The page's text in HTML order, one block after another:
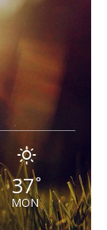
37°
MON